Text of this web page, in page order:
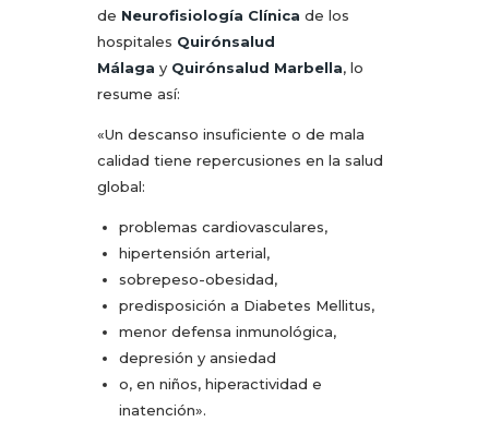
de Neurofisiología Clínica de los
hospitales Quirónsalud
Málaga y Quirónsalud Marbella, lo
resume así:
«Un descanso insuficiente o de mala
calidad tiene repercusiones en la salud
global:
problemas cardiovasculares,
hipertensión arterial,
sobrepeso-obesidad,
predisposición a Diabetes Mellitus,
menor defensa inmunológica,
depresión y ansiedad
o, en niños, hiperactividad e
inatención».